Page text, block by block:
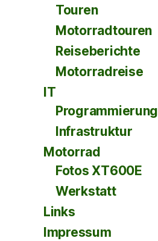
Touren
Motorradtouren
Reiseberichte
Motorradreise
IT
Programmierung
Infrastruktur
Motorrad
Fotos XT600E
Werkstatt
Links
Impressum